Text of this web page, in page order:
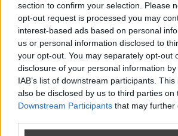
section to confirm your selection. Please
opt-out request is processed you may
interest-based ads based on personal
us or personal information disclosed to
your opt-out. You may separately opt-out
disclosure of your personal information
IAB’s list of downstream participants.
also be disclosed by us to third parties on
Downstream Participants that may further
0 6
Intrygująca
tatuażu
przezjasiu1908— 7 lat temu